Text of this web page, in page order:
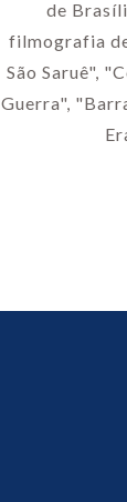
de
filmografia
São Saruê",
Guerra",